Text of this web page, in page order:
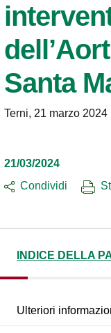
Santa
Terni, 21 marzo 2024
21/03/2024
Condividi
INDICE DELLA
Ulteriori